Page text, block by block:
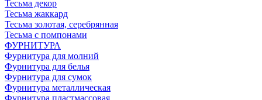
Тесьма декор
Тесьма жаккард
Тесьма золотая, серебрянная
Тесьма с помпонами
ФУРНИТУРА
Фурнитура для молний
Фурнитура для белья
Фурнитура для сумок
Фурнитура металлическая
Фурнитура пластмассовая